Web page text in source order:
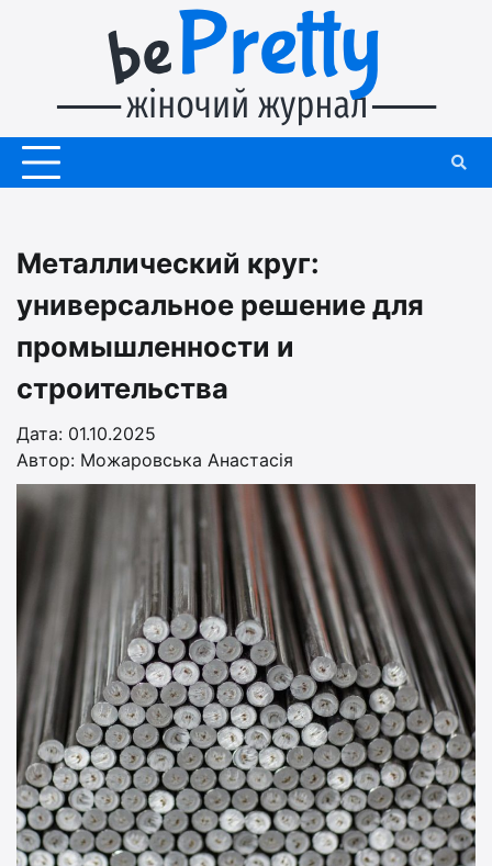
Металлический круг:
универсальное решение для
промышленности и
строительства
Дата: 01.10.2025
Автор: Можаровська Анастасія